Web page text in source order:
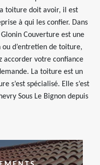
toiture doit avoir, il est
à qui les confier. Dans
Couverture est une
d’entretien de toiture,
accorder votre confiance
La toiture est un
s’est spécialisé. Elle s’est
Sous Le Bignon depuis